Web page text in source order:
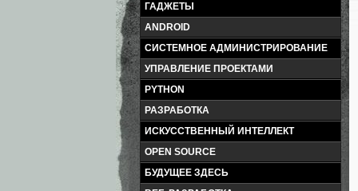
ГАДЖЕТЫ
ANDROID
СИСТЕМНОЕ АДМИНИСТРИРОВАНИЕ
УПРАВЛЕНИЕ ПРОЕКТАМИ
PYTHON
РАЗРАБОТКА
ИСКУССТВЕННЫЙ ИНТЕЛЛЕКТ
OPEN SOURCE
БУДУЩЕЕ ЗДЕСЬ